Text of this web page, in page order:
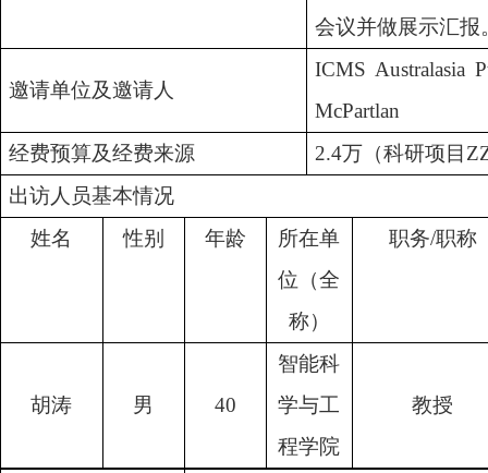
会议并做展示汇报
邀请单位及邀请人
ICMS Australasia
McPartlan
经费预算及经费来源
2.4万（科研项目
出访人员基本情况
姓名
性别 年龄
所在单
位（全
称）
职务/职称
胡涛 男 40
智能科
学与工
程学院
教授